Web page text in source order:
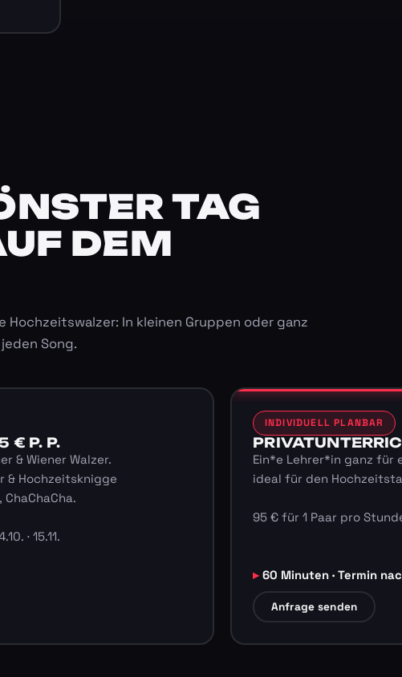
TAG
DEM
In kleinen Gruppen oder ganz
Song.
€ P. P.
& Wiener Walzer.
& Hochzeitsknigge
· 15.11.
INDIVIDUELL PLANBAR
Ein*e Lehrer*in ganz für
ideal für den
95 € für 1 Paar pro
60 Minuten · Termin
Anfrage senden